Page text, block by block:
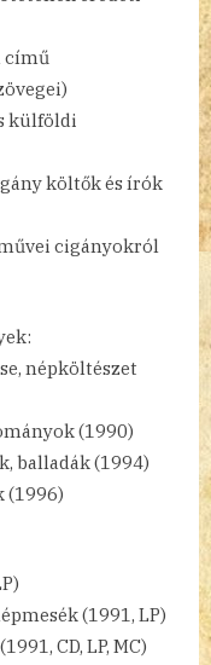
című
külföldi
költők és írók
cigányokról
népköltészet
(1990)
balladák (1994)
(1996)
(1991, LP)
CD, LP, MC)